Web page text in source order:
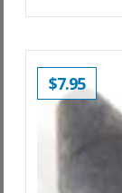
$7.95